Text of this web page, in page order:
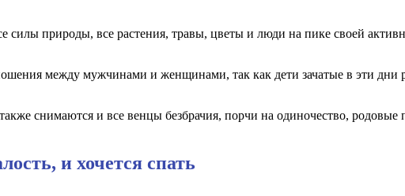
силы природы, все растения, травы, цветы и люди на пике своей
между мужчинами и женщинами, так как дети зачатые в эти
снимаются и все венцы безбрачия, порчи на одиночество,
и хочется спать